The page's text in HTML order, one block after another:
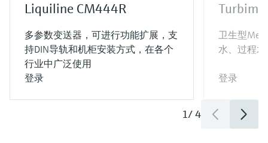
Liquiline CM444R
多参数变送器，可进行功能扩展，支
持DIN导轨和机柜安装方式，在各个
行业中广泛使用
登录
卫生型
水、过程
登录
1/4